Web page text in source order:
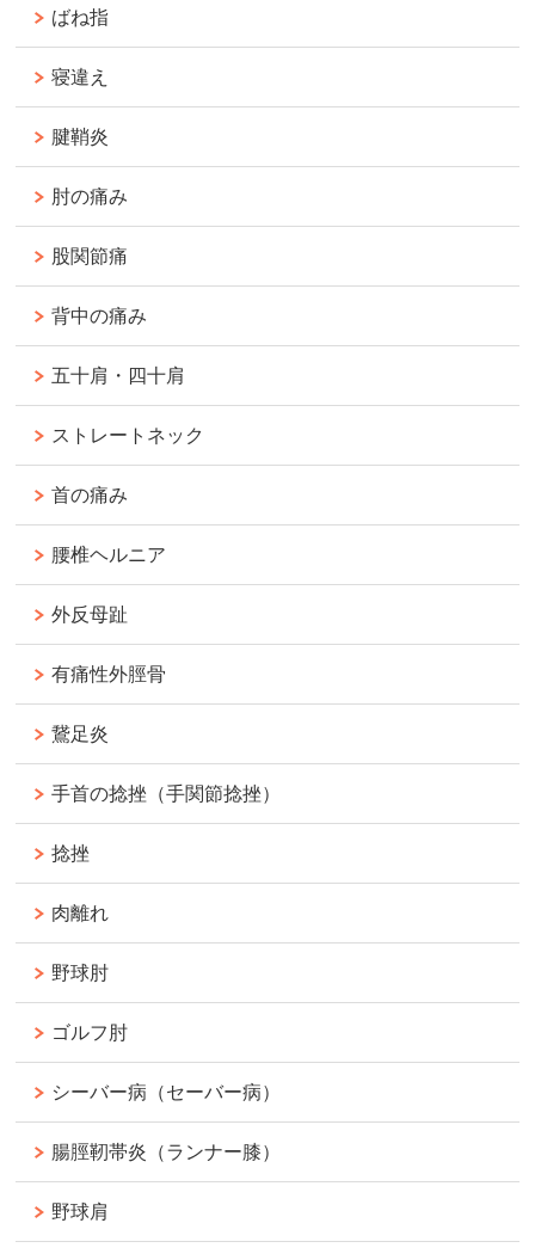
ばね指
寝違え
腱鞘炎
肘の痛み
股関節痛
背中の痛み
五十肩・四十肩
ストレートネック
首の痛み
腰椎ヘルニア
外反母趾
有痛性外脛骨
鵞足炎
手首の捻挫（手関節捻挫）
捻挫
肉離れ
野球肘
ゴルフ肘
シーバー病（セーバー病）
腸脛靭帯炎（ランナー膝）
野球肩